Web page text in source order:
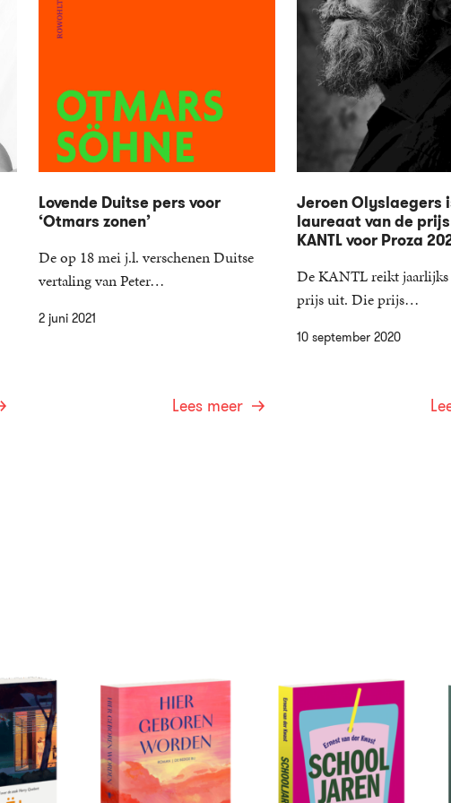
2 juni 2021
Lovende Duitse pers voor
‘Otmars zonen’
De op 18 mei j.l. verschenen Duitse
vertaling van Peter…
Lees meer
10 september 2020
Jeroen Olyslaegers
laureaat van de
KANTL voor Proza
De KANTL reikt jaarlijks
prijs uit. Die prijs…